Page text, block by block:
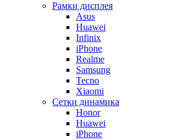
Рамки дисплея
Asus
Huawei
Infinix
iPhone
Realme
Samsung
Tecno
Xiaomi
Сетки динамика
Honor
Huawei
iPhone